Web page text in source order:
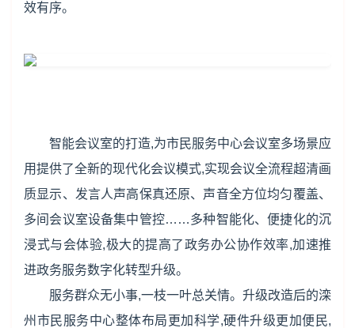
效有序。
智能会议室的打造,为市民服务中心会议室多场景应
用提供了全新的现代化会议模式,实现会议全流程超清画
质显示、发言人声高保真还原、声音全方位均匀覆盖、
多间会议室设备集中管控……多种智能化、便捷化的沉
浸式与会体验,极大的提高了政务办公协作效率,加速推
进政务服务数字化转型升级。
服务群众无小事,一枝一叶总关情。升级改造后的滦
州市民服务中心整体布局更加科学,硬件升级更加便民,